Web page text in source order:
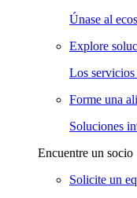
Únase al
Explore
Los
Forme una
Soluciones
Encuentre un socio
Solicite un